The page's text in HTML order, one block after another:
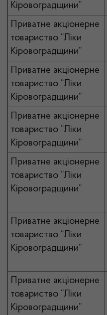
Кіровоградщини”
Приватне акціонерне
товариство “Ліки
Кіровоградщини”
Приватне акціонерне
товариство “Ліки
Кіровоградщини”
Приватне акціонерне
товариство “Ліки
Кіровоградщини”
Приватне акціонерне
товариство “Ліки
Кіровоградщини”
Приватне акціонерне
товариство “Ліки
Кіровоградщини”
Приватне акціонерне
товариство “Ліки
Кіровоградщини”